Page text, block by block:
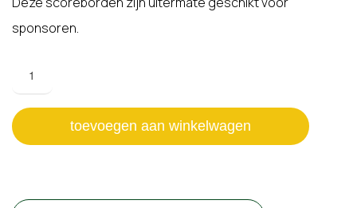
sponsoren.
Score
-
Twist-
aantal
toevoegen aan winkelwagen